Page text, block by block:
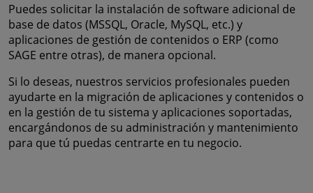
Puedes solicitar la instalación de software adicional de
base de datos (MSSQL, Oracle, MySQL, etc.) y
aplicaciones de gestión de contenidos o ERP (como
SAGE entre otras), de manera opcional.
Si lo deseas, nuestros servicios profesionales pueden
ayudarte en la migración de aplicaciones y contenidos o
en la gestión de tu sistema y aplicaciones soportadas,
encargándonos de su administración y mantenimiento
para que tú puedas centrarte en tu negocio.